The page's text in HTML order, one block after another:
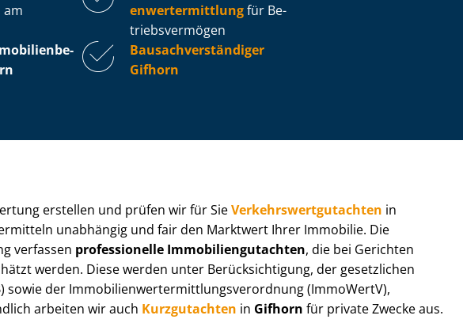
am
en­wert­ermitt­lungfür Be­
triebs­ver­mö­gen
Bau­sach­ver­stän­di­ger
Gifhorn
erstellen und prüfen wir für SieVer­kehrs­wert­gut­ach­ten in
unabhängig und fair den Marktwert Ihrer Immobilie. Die
verfassen professionelle Im­mo­bi­li­en­gut­ach­ten, die bei Gerichten
werden. Diese werden unter Be­rück­sich­ti­gung, der gesetzlichen
sowie der Im­mo­bi­li­en­wert­ermitt­lungs­ver­ord­nung (ImmoWertV),
arbeiten wir auch Kurzgutachten in Gifhorn für private Zwecke aus.